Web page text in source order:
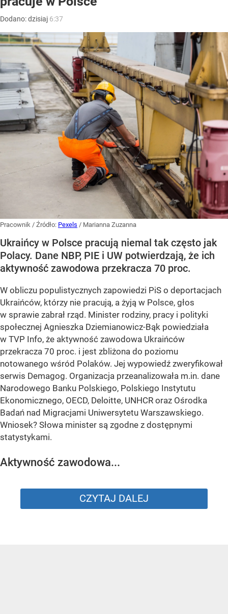
Dodano:dzisiaj 6:37
Pracownik / Źródło: Pexels / Marianna Zuzanna
Ukraińcy w Polsce pracują niemal tak często jak
Polacy. Dane NBP, PIE i UW potwierdzają, że ich
aktywność zawodowa przekracza 70 proc.
W obliczu populistycznych zapowiedzi PiS o deportacjach
Ukraińców, którzy nie pracują, a żyją w Polsce, głos
w sprawie zabrał rząd. Minister rodziny, pracy i polityki
społecznej Agnieszka Dziemianowicz-Bąk powiedziała
w TVP Info, że aktywność zawodowa Ukraińców
przekracza 70 proc. i jest zbliżona do poziomu
notowanego wśród Polaków. Jej wypowiedź zweryfikował
serwis Demagog. Organizacja przeanalizowała m.in. dane
Narodowego Banku Polskiego, Polskiego Instytutu
Ekonomicznego, OECD, Deloitte, UNHCR oraz Ośrodka
Badań nad Migracjami Uniwersytetu Warszawskiego.
Wniosek? Słowa minister są zgodne z dostępnymi
statystykami.
Aktywność zawodowa...
CZYTAJ DALEJ